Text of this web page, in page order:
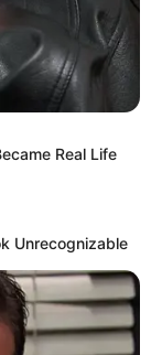
κρατικά
το “βαθύ
ΑΡΈΣΕΙ
ΕΓΓΡΑΦΕΊΤΕ
Real Life
Unrecognizable